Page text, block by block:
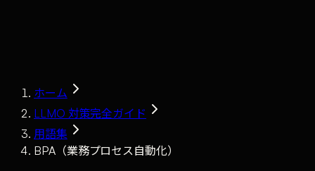
ホーム
LLMO 対策完全ガイド
用語集
BPA（業務プロセス自動化）